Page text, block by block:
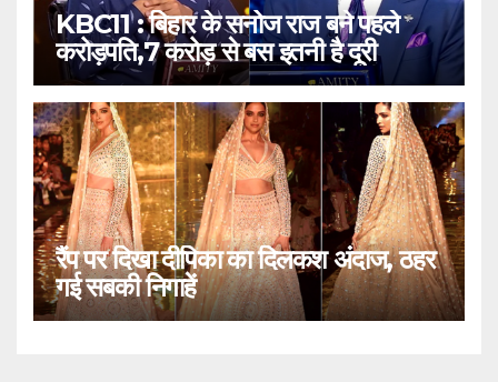
KBC11 : बिहार के सनोज राज बने पहले
करोड़पति,7 करोड़ से बस इतनी है दूरी
रैंप पर दिखा दीपिका का दिलकश अंदाज, ठहर
गई सबकी निगाहें